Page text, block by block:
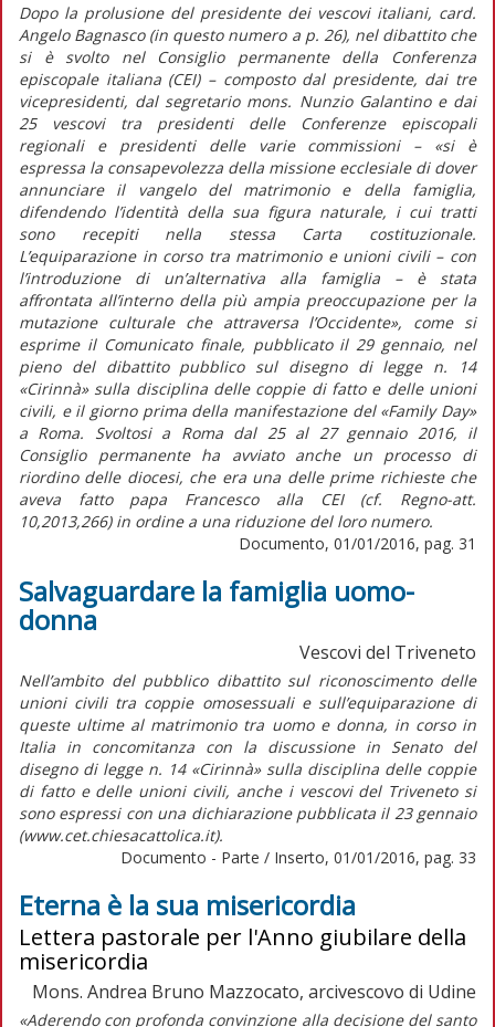
Dopo la prolusione del presidente dei vescovi italiani, card.
Angelo Bagnasco (in questo numero a p. 26), nel dibattito che
si è svolto nel Consiglio permanente della Conferenza
episcopale italiana (CEI) – composto dal presidente, dai tre
vicepresidenti, dal segretario mons. Nunzio Galantino e dai
25 vescovi tra presidenti delle Conferenze episcopali
regionali e presidenti delle varie commissioni – «si è
espressa la consapevolezza della missione ecclesiale di dover
annunciare il vangelo del matrimonio e della famiglia,
difendendo l’identità della sua figura naturale, i cui tratti
sono recepiti nella stessa Carta costituzionale.
L’equiparazione in corso tra matrimonio e unioni civili – con
l’introduzione di un’alternativa alla famiglia – è stata
affrontata all’interno della più ampia preoccupazione per la
mutazione culturale che attraversa l’Occidente», come si
esprime il Comunicato finale, pubblicato il 29 gennaio, nel
pieno del dibattito pubblico sul disegno di legge n. 14
«Cirinnà» sulla disciplina delle coppie di fatto e delle unioni
civili, e il giorno prima della manifestazione del «Family Day»
a Roma. Svoltosi a Roma dal 25 al 27 gennaio 2016, il
Consiglio permanente ha avviato anche un processo di
riordino delle diocesi, che era una delle prime richieste che
aveva fatto papa Francesco alla CEI (cf. Regno-att.
10,2013,266) in ordine a una riduzione del loro numero.
Documento, 01/01/2016, pag. 31
Salvaguardare la famiglia uomo-
donna
Vescovi del Triveneto
Nell’ambito del pubblico dibattito sul riconoscimento delle
unioni civili tra coppie omosessuali e sull’equiparazione di
queste ultime al matrimonio tra uomo e donna, in corso in
Italia in concomitanza con la discussione in Senato del
disegno di legge n. 14 «Cirinnà» sulla disciplina delle coppie
di fatto e delle unioni civili, anche i vescovi del Triveneto si
sono espressi con una dichiarazione pubblicata il 23 gennaio
(www.cet.chiesacattolica.it).
Documento - Parte / Inserto, 01/01/2016, pag. 33
Eterna è la sua misericordia
Lettera pastorale per l'Anno giubilare della
misericordia
Mons. Andrea Bruno Mazzocato, arcivescovo di Udine
«Aderendo con profonda convinzione alla decisione del santo